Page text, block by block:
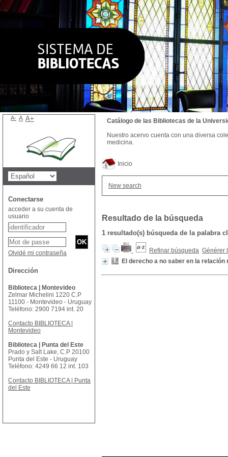
Inicio
New search
Resultado de la búsqueda
1 resultado(s) búsqueda de la palabra
Refinar búsqueda Générer
El derecho a no saber en la relación
Catálogo de las Bibliotecas de la
Nuestro acervo cuenta con una diversa
medicina.
A- A A+
Conectarse
acceder a su cuenta de
usuario
Olvidé mi contraseña
Dirección
Biblioteca | Montevideo
Zelmar Michelini 1220 C.P
11100 - Montevideo - Uruguay
Teléfono: 2900 7194 int. 20
Contacto BIBLIOTECA |
Montevideo
Biblioteca | Punta del Este
Prado y Salt Lake, C.P 20100
Punta del Este - Uruguay
Teléfono: 4249 66 12 int. 103
Contacto BIBLIOTECA | Punta
del Este